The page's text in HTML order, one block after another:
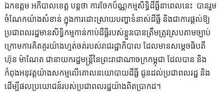
ឯកឧត្តម អភិបាលខេត្ត បន្តថា ការចែកប័ណ្ណកម្មសិទ្ធិដីធ្លីនាពេលនេះ បានរួម
ចំណែកយ៉ាងសំខាន់ ក្នុងការដោះស្រាយបញ្ហាទំនាស់ដីធ្លី និងជាការផ្ដល់ឱ្យ
ប្រជាពលរដ្ឋមានសិទ្ធិកម្មកាន់កាប់ដីធ្លីរបស់ខ្លួនបានត្រឹមត្រូវស្របតាមច្បាប់
ក្រោមការគិតគូរយ៉ាងហ្មត់ចត់របស់រាជរដ្ឋាភិបាល ដែលមានសម្តេចធិបតី
ហ៊ុន ម៉ាណែត ជានាយករដ្ឋមន្រ្តីនៃព្រះរាជាណាចក្រកម្ពុជា ដែលបាន និង
កំពុងអនុវត្តយ៉ាងសកម្មលើគោលនយោបាយដីធ្លី ជូនដល់ប្រជាពលរដ្ឋ និង
ដើម្បីផលប្រយោជន៍របស់ប្រជាពលរដ្ឋយ៉ាងពិតប្រាកដ។